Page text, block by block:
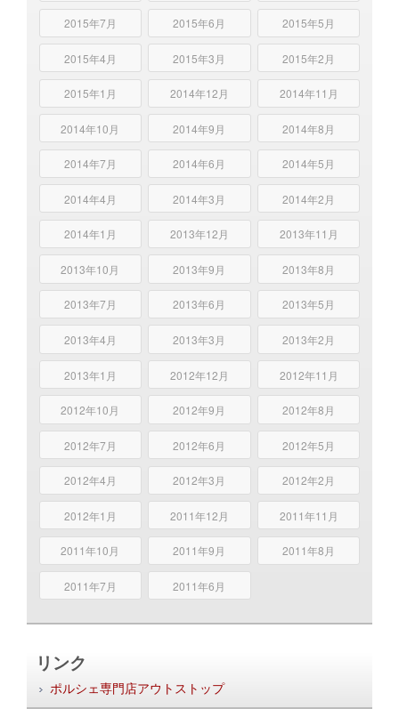
2015年7月 2015年6月 2015年5月
2015年4月 2015年3月 2015年2月
2015年1月 2014年12月 2014年11月
2014年10月 2014年9月 2014年8月
2014年7月 2014年6月 2014年5月
2014年4月 2014年3月 2014年2月
2014年1月 2013年12月 2013年11月
2013年10月 2013年9月 2013年8月
2013年7月 2013年6月 2013年5月
2013年4月 2013年3月 2013年2月
2013年1月 2012年12月 2012年11月
2012年10月 2012年9月 2012年8月
2012年7月 2012年6月 2012年5月
2012年4月 2012年3月 2012年2月
2012年1月 2011年12月 2011年11月
2011年10月 2011年9月 2011年8月
2011年7月 2011年6月
リンク
ポルシェ専門店アウトストップ